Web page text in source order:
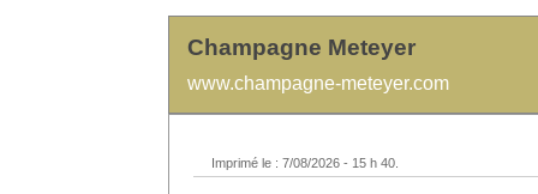
Champagne Meteyer
www.champagne-meteyer.com
Imprimé le : 7/08/2026 - 15 h 40.